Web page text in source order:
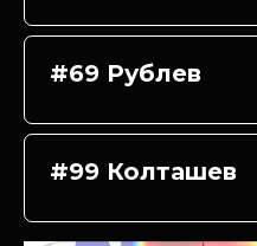
#69 Рублев
#99 Колташев